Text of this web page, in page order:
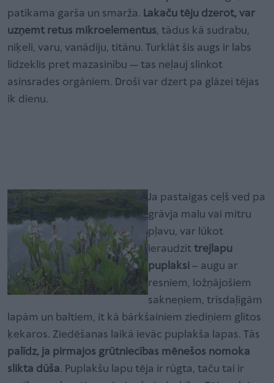
patīkama garša un smarža. Lakaču tēju dzerot, var
uzņemt retus mikroelementus, tādus kā sudrabu,
niķeli, varu, vanādiju, titānu. Turklāt šis augs ir labs
līdzeklis pret mazasinību — tas neļauj slinkot
asinsrades orgāniem. Droši var dzert pa glāzei tējas
ik dienu.
Ja pastaigas ceļš ved pa
grāvja malu vai mitru
pļavu, var lūkot
ieraudzīt trejlapu
puplaksi – augu ar
resniem, ložņājošiem
sakneņiem, trīsdaļīgām
lapām un baltiem, it kā bārkšainiem ziediņiem glītos
ķekaros. Ziedēšanas laikā ievāc puplakša lapas. Tās
palīdz, ja pirmajos grūtniecības mēnešos nomoka
slikta dūša. Puplakšu lapu tēja ir rūgta, taču tai ir